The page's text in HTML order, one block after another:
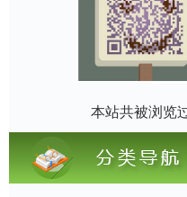
本站共被浏览